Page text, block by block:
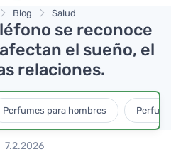
Blog Salud
se reconoce
el sueño, el
relaciones.
Perfumes para hombres
7.2.2026